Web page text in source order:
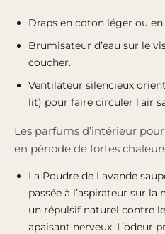
Draps en coton léger ou
Brumisateur d’eau sur le
coucher.
Ventilateur silencieux
lit) pour faire circuler l’air
Les parfums d’intérieur
en période de fortes
La Poudre de Lavande
passée à l’aspirateur sur
un répulsif naturel contre
apaisant nerveux. L’odeur